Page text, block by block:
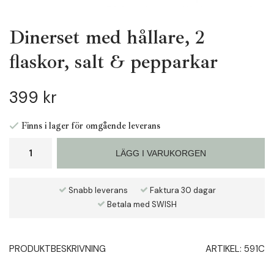
Dinerset med hållare, 2
flaskor, salt & pepparkar
399 kr
Finns i lager för omgående leverans
LÄGG I VARUKORGEN
Snabb leverans
Faktura 30 dagar
Betala med SWISH
PRODUKTBESKRIVNING ARTIKEL: 591C